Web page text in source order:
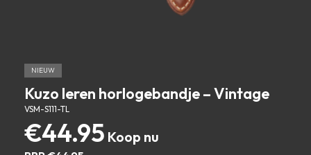
NIEUW
Kuzo leren horlogebandje – Vintage
VSM-S111-TL
€44.95